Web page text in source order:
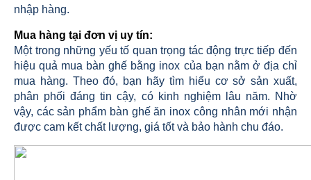
nhập hàng.
Mua hàng tại đơn vị uy tín:
Một trong những yếu tố quan trọng tác động trực tiếp đến
hiệu quả mua bàn ghế bằng inox của bạn nằm ở địa chỉ
mua hàng. Theo đó, bạn hãy tìm hiểu cơ sở sản xuất,
phân phối đáng tin cậy, có kinh nghiệm lâu năm. Nhờ
vậy, các sản phẩm bàn ghế ăn inox công nhân mới nhận
được cam kết chất lượng, giá tốt và bảo hành chu đáo.